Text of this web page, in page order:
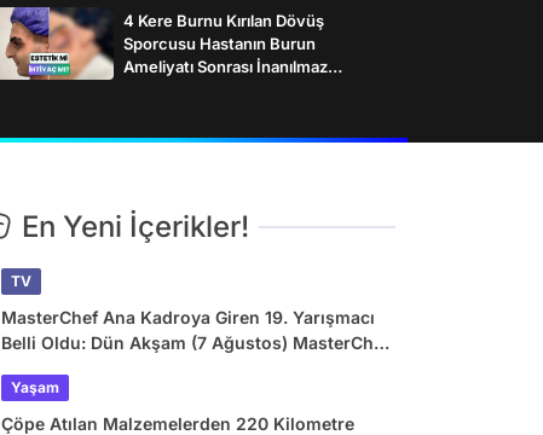
4 Kere Burnu Kırılan Dövüş
Sporcusu Hastanın Burun
Ameliyatı Sonrası İnanılmaz
En Yeni İçerikler!
TV
MasterChef Ana Kadroya Giren 19. Yarışmacı
Belli Oldu: Dün Akşam (7 Ağustos) MasterChef
Yaşam
Çöpe Atılan Malzemelerden 220 Kilometre